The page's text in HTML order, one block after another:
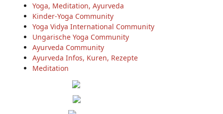
Yoga, Meditation, Ayurveda
Kinder-Yoga Community
Yoga Vidya International Community
Ungarische Yoga Community
Ayurveda Community
Ayurveda Infos, Kuren, Rezepte
Meditation